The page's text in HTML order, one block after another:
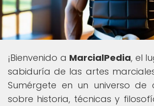
¡Bienvenido a MarcialPedia, el
sabiduría de las artes
Sumérgete en un universo de
sobre historia, técnicas y